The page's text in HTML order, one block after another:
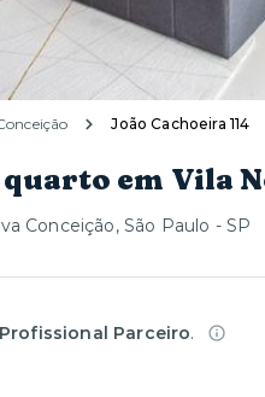
João Cachoeira 114
em Vila
Conceição, São Paulo - SP
Parceiro.